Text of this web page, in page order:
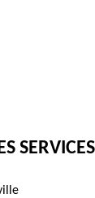
SERVICES